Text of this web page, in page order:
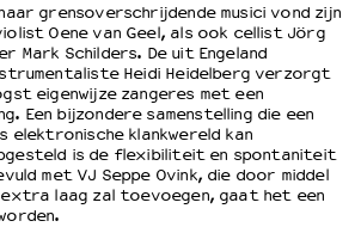
grensoverschrijdende musici vond zijn
Oene van Geel, als ook cellist Jörg
Mark Schilders. De uit Engeland
Heidi Heidelberg verzorgt
eigenwijze zangeres met een
Een bijzondere samenstelling die een
elektronische klankwereld kan
is de flexibiliteit en spontaniteit
met VJ Seppe Ovink, die door middel
laag zal toevoegen, gaat het een